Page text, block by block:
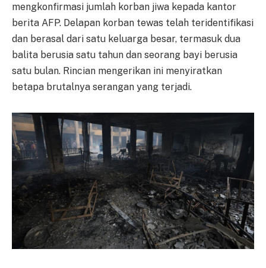
mengkonfirmasi jumlah korban jiwa kepada kantor
berita AFP. Delapan korban tewas telah teridentifikasi
dan berasal dari satu keluarga besar, termasuk dua
balita berusia satu tahun dan seorang bayi berusia
satu bulan. Rincian mengerikan ini menyiratkan
betapa brutalnya serangan yang terjadi.